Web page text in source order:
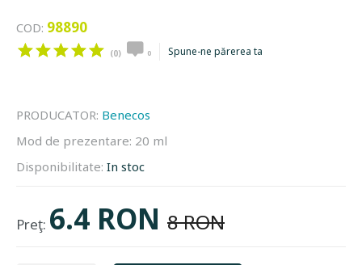
COD: 98890
(0) 0 Spune-ne părerea ta
PRODUCATOR: Benecos
Mod de prezentare: 20 ml
Disponibilitate: In stoc
Preţ: 6.4 RON 8 RON